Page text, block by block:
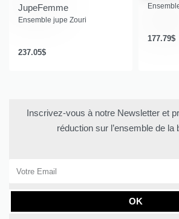
JupeFemme
Ensemble jupe Zouri
237.05$
177.79$
Inscrivez-vous à notre Newsletter et
réduction sur l’ensemble de la
OK